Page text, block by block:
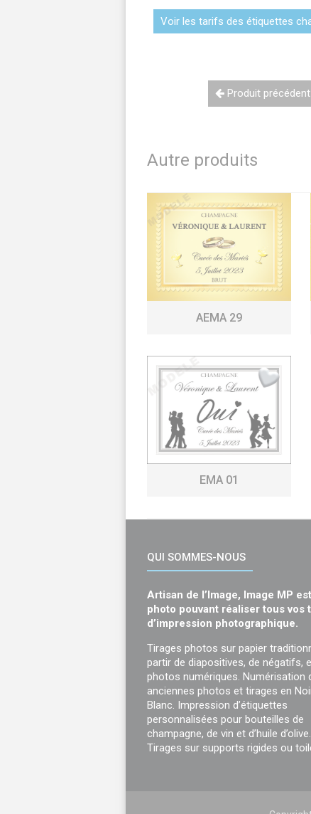
Voir les tarifs des étiquettes
Produit précédent
Autre produits
AEMA 29
EMA 01
QUI SOMMES-NOUS
Artisan de l’Image, Image MP
photo pouvant réaliser tous vos
d’impression photographique.
Tirages photos sur papier
partir de diapositives, de négatifs,
photos numériques. Numérisation
anciennes photos et tirages en
Blanc. Impression d’étiquettes
personnalisées pour bouteilles de
champagne, de vin et d’huile d’olive.
Tirages sur supports rigides ou